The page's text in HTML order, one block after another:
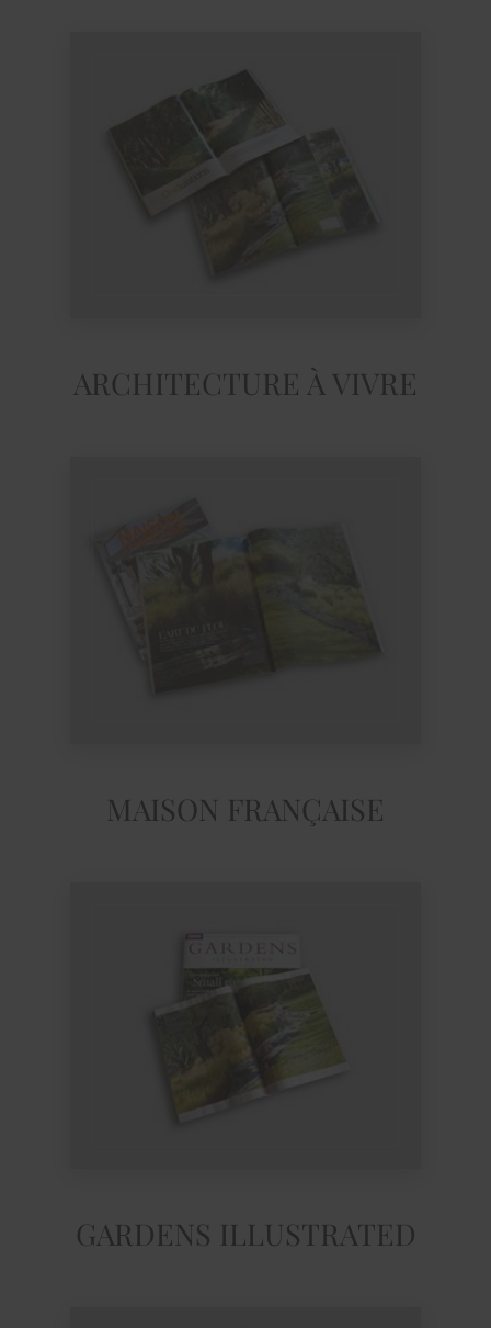
ARCHITECTURE À VIVRE
MAISON FRANÇAISE
GARDENS ILLUSTRATED